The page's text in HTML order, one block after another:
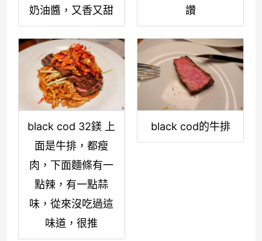
奶油醬，又香又甜 讚
black cod 32鎂 上
面是牛排，都瘦
肉，下面麵條有一
點辣，有一點蒜
味，從來沒吃過這
味道，很推
black cod的牛排